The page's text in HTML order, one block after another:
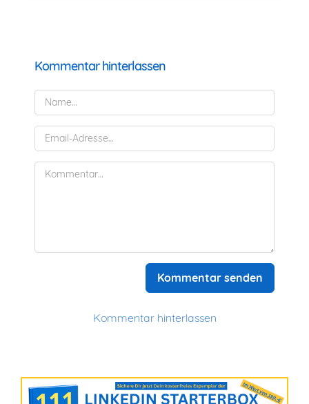
Kommentar hinterlassen
Kommentar senden
Kommentar hinterlassen